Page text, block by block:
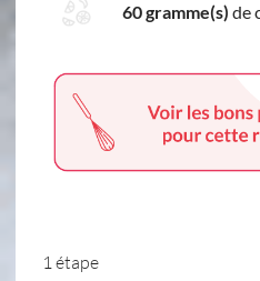
60 gramme(s) de
1 étape